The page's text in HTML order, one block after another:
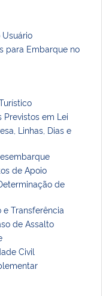
para Embarque no
Previstos em Lei
Linhas, Dias e
de Apoio
de
e Transferência
de Assalto
Civil